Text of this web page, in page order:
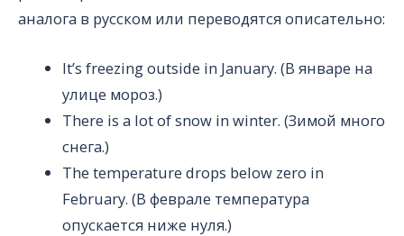
аналога в русском или переводятся описательно:
It’s freezing outside in January. (В январе на
улице мороз.)
There is a lot of snow in winter. (Зимой много
снега.)
The temperature drops below zero in
February. (В феврале температура
опускается ниже нуля.)